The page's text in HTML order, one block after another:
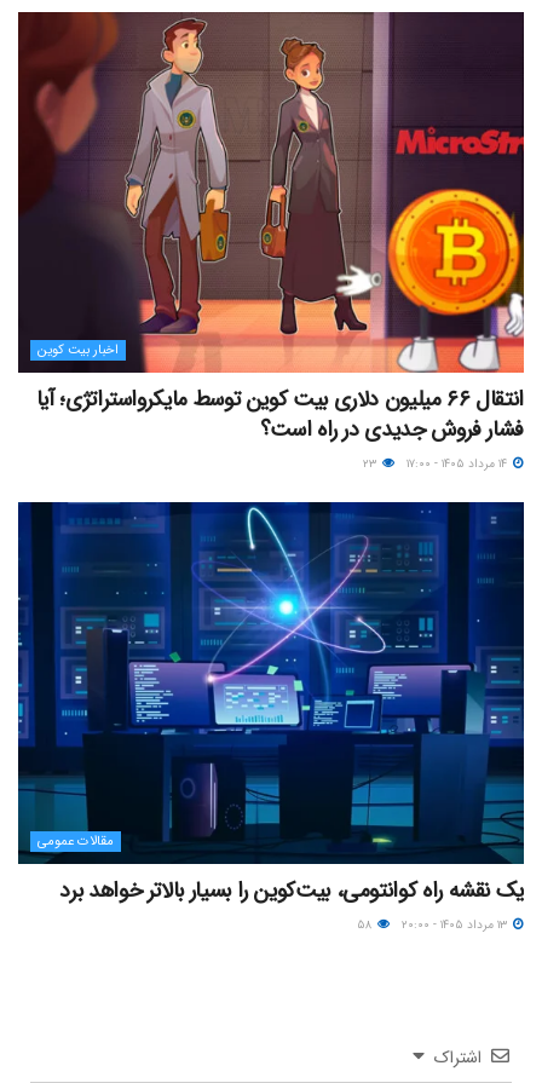
اخبار بیت کوین
انتقال ۶۶ میلیون دلاری بیت کوین توسط مایکرواستراتژی؛ آیا
فشار فروش جدیدی در راه است؟
مقالات عمومی
یک نقشه راه کوانتومی، بیت‌کوین را بسیار بالاتر خواهد برد
اشتراک